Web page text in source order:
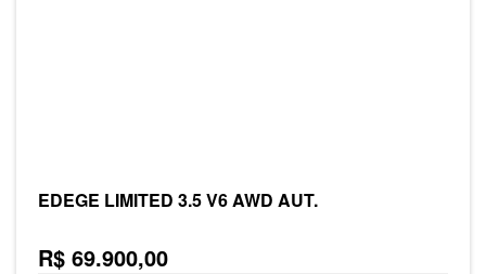
EDEGE LIMITED 3.5 V6 AWD AUT.
R$ 69.900,00